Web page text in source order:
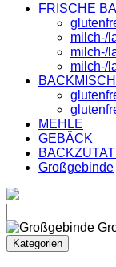
FRISCHE
milch-/
milch-/
milch-/
MEHLE
GEBÄCK
Großgebinde
Kategorien